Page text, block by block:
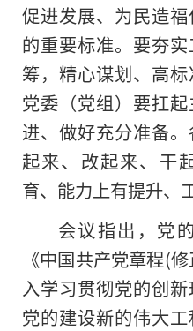
促进发展、为民造
的重要标准。要夯
筹，精心谋划、高
党委（党组）要扛
进、做好充分准备
起来、改起来、干
育、能力上有提升、
会议指出，党的
《中国共产党章程(
入学习贯彻党的创
党的建设新的伟大工